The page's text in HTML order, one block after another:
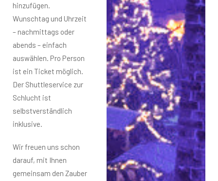
hinzufügen.
Wunschtag und Uhrzeit
– nachmittags oder
abends – einfach
auswählen. Pro Person
ist ein Ticket möglich.
Der Shuttleservice zur
Schlucht ist
selbstverständlich
inklusive.
Wir freuen uns schon
darauf, mit Ihnen
gemeinsam den Zauber